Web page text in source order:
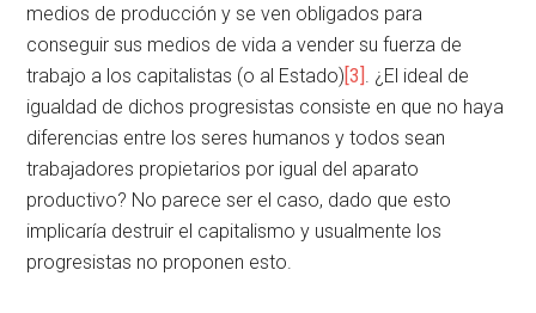
medios de producción y se ven obligados para
conseguir sus medios de vida a vender su fuerza de
trabajo a los capitalistas (o al Estado)[3] . ¿El ideal de
igualdad de dichos progresistas consiste en que no haya
diferencias entre los seres humanos y todos sean
trabajadores propietarios por igual del aparato
productivo? No parece ser el caso, dado que esto
implicaría destruir el capitalismo y usualmente los
progresistas no proponen esto.